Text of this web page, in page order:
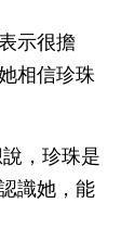
示很擔
相信珍珠
，珍珠是
識她，能